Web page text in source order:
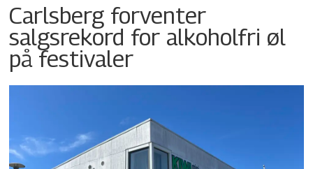
Carlsberg forventer
salgsrekord for alkoholfri øl
på festivaler